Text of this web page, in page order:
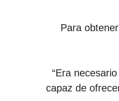
Para
“Era
capaz de